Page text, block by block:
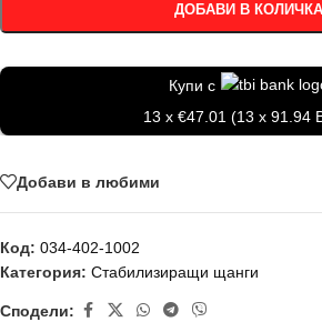
ДОБАВИ В КОЛИЧКА
Купи с
13 x €47.01 (13 x 91.94
Добави в любими
Код: 034-402-1002
Категория: Стабилизиращи щанги
Сподели: